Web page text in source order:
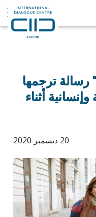
ترجمها
أثناء
20 ديسمبر 2020